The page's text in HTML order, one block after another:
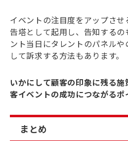
イベントの注目度をアップさ
告塔として起用し、告知する
ント当日にタレントのパネル
して訴求する方法もあります。
いかにして顧客の印象に残る
客イベントの成功につながるポ
まとめ